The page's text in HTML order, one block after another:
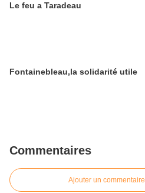
Le feu a Taradeau
Fontainebleau,la solidarité utile
Commentaires
Ajouter un commentaire